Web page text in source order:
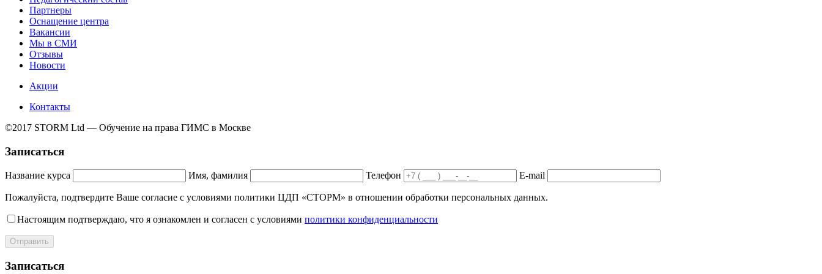
Партнеры
Оснащение центра
Вакансии
Мы в СМИ
Отзывы
Новости
Акции
Контакты
©2017 STORM Ltd — Обучение на права ГИМС в Москве
Записаться
Название курса Имя, фамилия Телефон E-mail
Пожалуйста, подтвердите Ваше согласие с условиями политики ЦДП «СТОРМ» в отношении обработки персональных данных.
Настоящим подтверждаю, что я ознакомлен и согласен с условиями политики конфиденциальности
Отправить
Записаться